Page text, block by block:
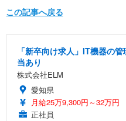
この記事へ戻る
「新卒向け求人」IT機器の
当あり
株式会社ELM
愛知県
月給25万9,300円～32万円
正社員